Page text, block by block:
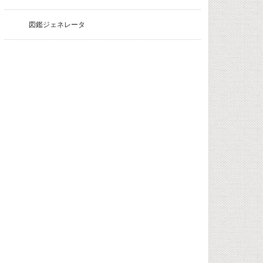
図鑑ジェネレータ